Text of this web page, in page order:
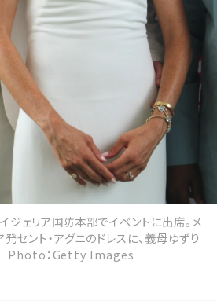
ジェリア国防本部でイベントに出席。メ
セント・アグニのドレスに、義母ゆずり
Photo：Getty Images